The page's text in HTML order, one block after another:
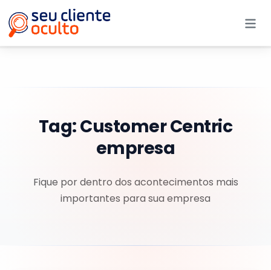
Tag:Customer Centric
empresa
Fique por dentro dos acontecimentos mais
importantes para sua empresa